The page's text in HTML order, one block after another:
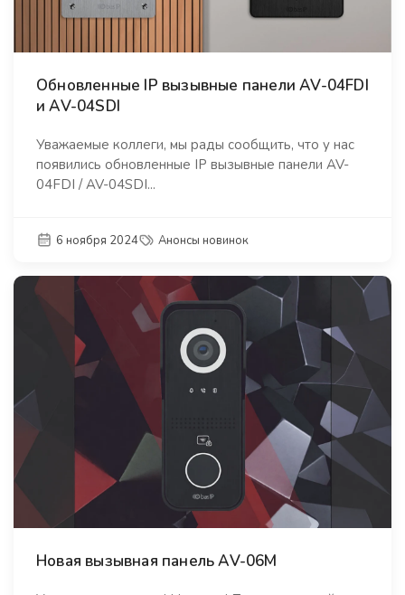
Обновленные IP вызывные панели AV-04FDI
и AV-04SDI
Уважаемые коллеги, мы рады сообщить, что у нас
появились обновленные IP вызывные панели AV-
04FDI / AV-04SDI...
6 ноября 2024 Анонсы новинок
Новая вызывная панель AV-06M